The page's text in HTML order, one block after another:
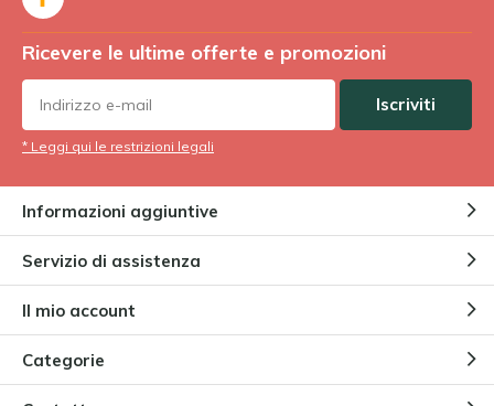
Ricevere le ultime offerte e promozioni
Iscriviti
* Leggi qui le restrizioni legali
Informazioni aggiuntive
Servizio di assistenza
Il mio account
Categorie